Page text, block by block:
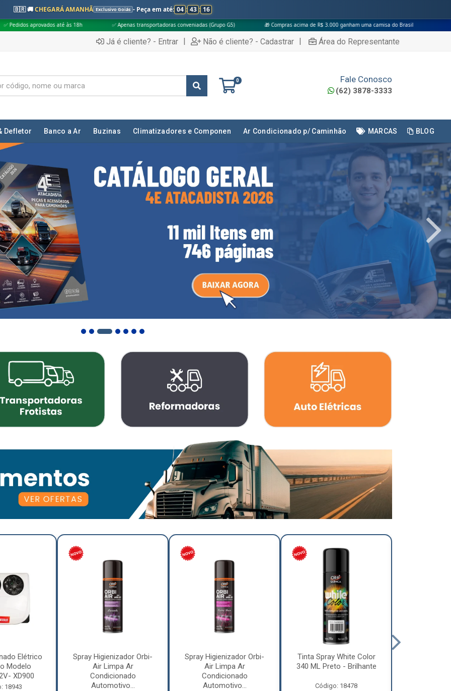
🇧🇷 🚚CHEGARÁ AMANHÃ Exclusivo Goiás - Peça em até: 04 : 43 : 14
✅ Apenas transportadoras conveniadas (Grupo G5) 🎁 Compras acima de R$ 3.000 ganham uma camisa do Brasil
Já é cliente? - Entrar | Não é cliente? - Cadastrar | Área do Representante
0 Fale Conosco
(62) 3878-3333
Defletor Banco a Ar Buzinas Climatizadores e Componen Ar Condicionado p/ Caminhão MARCAS BLOG
Elétrico
Modelo
XD900
18943
Spray Higienizador Orbi-
Air Limpa Ar
Condicionado
Automotivo...
Spray Higienizador Orbi-
Air Limpa Ar
Condicionado
Automotivo...
Tinta Spray White Color
340 ML Preto - Brilhante
Código: 18478